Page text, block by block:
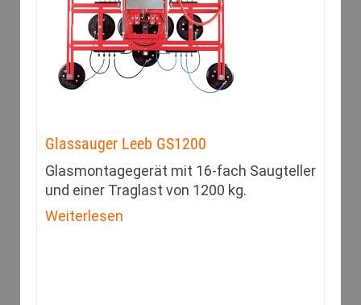
Glassauger Leeb GS1200
Glasmontagegerät mit 16-fach Saugteller
und einer Traglast von 1200 kg.
Weiterlesen